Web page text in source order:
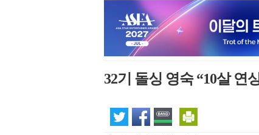
32기 돌싱 영숙 “10살 연